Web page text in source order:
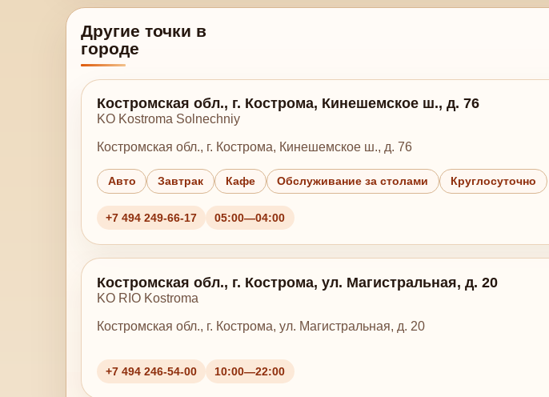
Другие точки в
городе
Костромская обл., г. Кострома, Кинешемское ш., д. 76
KO Kostroma Solnechniy
Костромская обл., г. Кострома, Кинешемское ш., д. 76
Авто Завтрак Кафе Обслуживание за столами Круглосуточно
+7 494 249-66-17 05:00—04:00
Костромская обл., г. Кострома, ул. Магистральная, д. 20
KO RIO Kostroma
Костромская обл., г. Кострома, ул. Магистральная, д. 20
+7 494 246-54-00 10:00—22:00